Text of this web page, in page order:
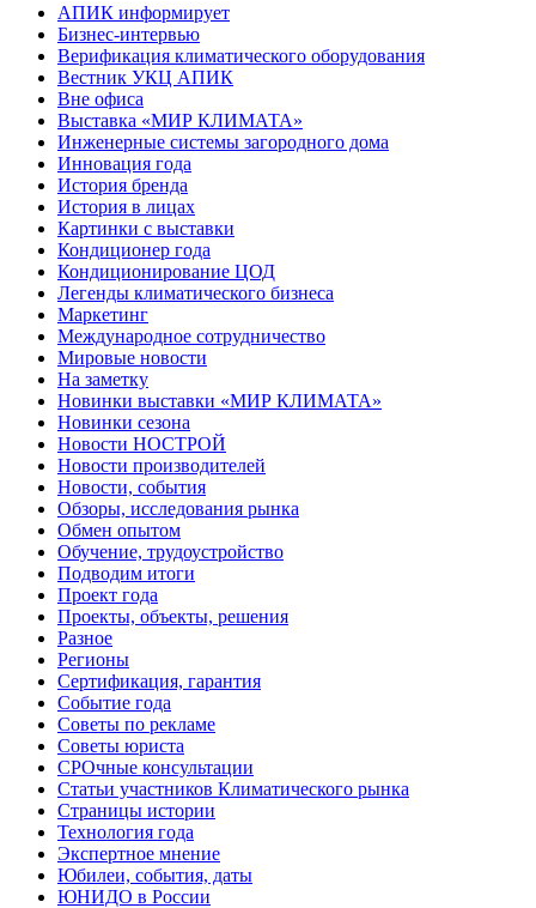
АПИК информирует
Бизнес-интервью
Верификация климатического оборудования
Вестник УКЦ АПИК
Вне офиса
Выставка «МИР КЛИМАТА»
Инженерные системы загородного дома
Инновация года
История бренда
История в лицах
Картинки с выставки
Кондиционер года
Кондиционирование ЦОД
Легенды климатического бизнеса
Маркетинг
Международное сотрудничество
Мировые новости
На заметку
Новинки выставки «МИР КЛИМАТА»
Новинки сезона
Новости НОСТРОЙ
Новости производителей
Новости, события
Обзоры, исследования рынка
Обмен опытом
Обучение, трудоустройство
Подводим итоги
Проект года
Проекты, объекты, решения
Разное
Регионы
Сертификация, гарантия
Событие года
Советы по рекламе
Советы юриста
СРОчные консультации
Статьи участников Климатического рынка
Страницы истории
Технология года
Экспертное мнение
Юбилеи, события, даты
ЮНИДО в России